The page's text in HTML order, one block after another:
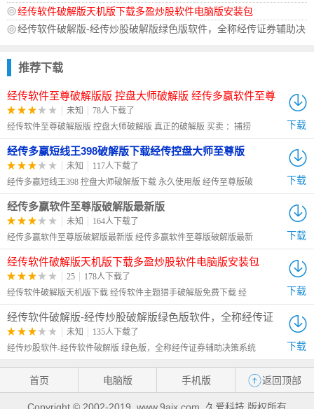
经传软件破解版天机版下载多盈炒股软件电脑版安装包
经传软件破解版-经传炒股破解版绿色版软件，全称经传证券辅助决
推荐下载
经传软件至尊破解版版 控盘大师破解版 经传多赢软件至尊
版多少钱
未知
78人下载了
经传软件至尊破解版版 控盘大师破解版 真正的破解版 买卖 ：捕捞
下载
经传多赢短线王398破解版下载经传控盘大师至尊版
未知
117人下载了
经传多赢短线王398 控盘大师破解版下载 永久使用版 经传至尊版破
下载
经传多赢软件至尊版破解版最新版
未知
164人下载了
经传多赢软件至尊版破解版最新版 经传多赢软件至尊版破解版最新
下载
经传软件破解版天机版下载多盈炒股软件电脑版安装包
25
178人下载了
经传软件破解版天机版下载 经传软件主题猎手破解版免费下载 经
下载
经传软件破解版-经传炒股破解版绿色版软件，全称经传证
券辅助决
未知
135人下载了
经传炒股软件-经传软件破解版 绿色版，全称经传证券辅助决策系统
下载
首页 电脑版 手机版 返回顶部